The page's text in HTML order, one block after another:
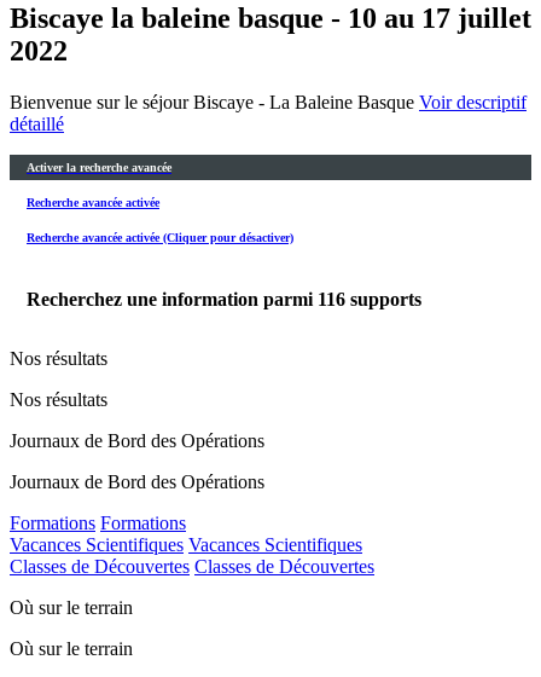
Biscaye la baleine basque - 10 au 17 juillet
2022
Bienvenue sur le séjour Biscaye - La Baleine Basque Voir descriptif
détaillé
Activer la recherche avancée
Recherche avancée activée
Recherche avancée activée (Cliquer pour désactiver)
Recherchez une information parmi 116 supports
Nos résultats
Nos résultats
Journaux de Bord des Opérations
Journaux de Bord des Opérations
Formations Formations
Vacances Scientifiques Vacances Scientifiques
Classes de Découvertes Classes de Découvertes
Où sur le terrain
Où sur le terrain